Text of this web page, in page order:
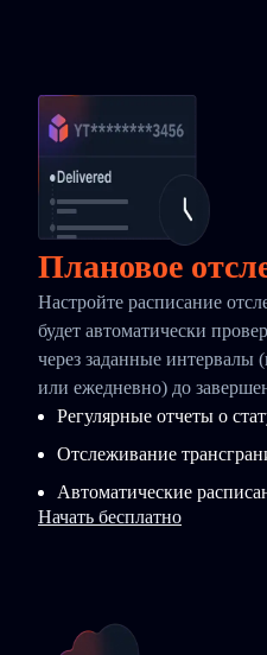
Плановое
Настройте расписание
будет автоматически
через заданные интервалы
или ежедневно) до
Регулярные отчеты о
Отслеживание
Автоматические
Начать бесплатно